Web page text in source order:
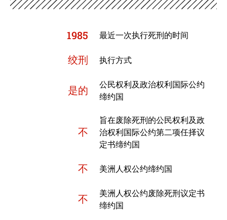
1985 最近一次执行死刑的时间
绞刑 执行方式
是的
公民权利及政治权利国际公约
缔约国
不
旨在废除死刑的公民权利及政
治权利国际公约第二项任择议
定书缔约国
不 美洲人权公约缔约国
不
美洲人权公约废除死刑议定书
缔约国